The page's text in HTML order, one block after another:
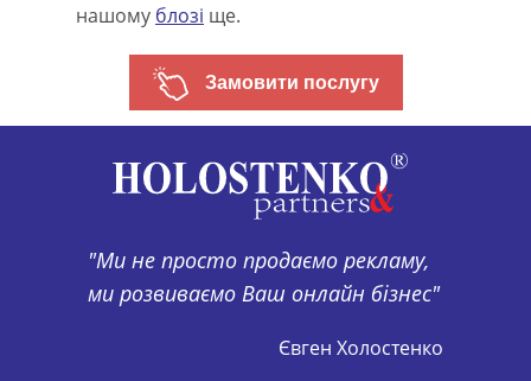
нашому блозі ще.
Замовити послугу
"Ми не просто продаємо рекламу,
ми розвиваємо Ваш онлайн бізнес"
Євген Холостенко